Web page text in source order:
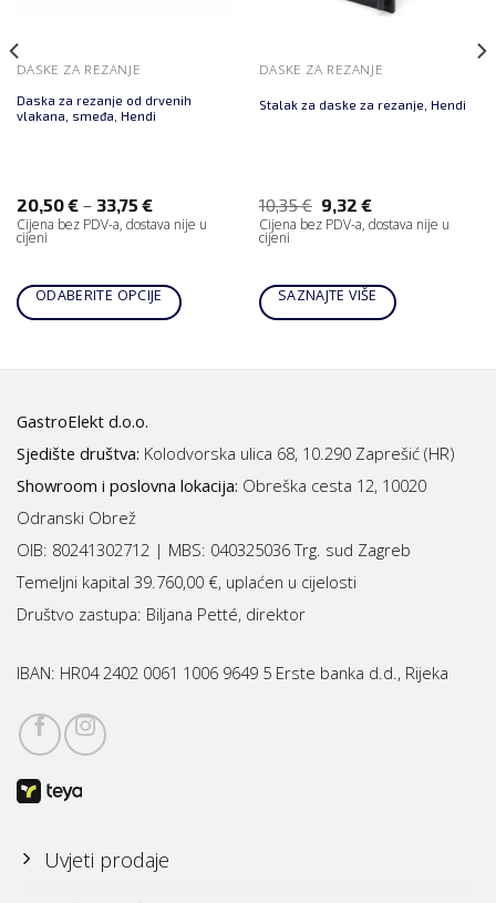
DASKE ZA REZANJE
Daska za rezanje od drvenih
vlakana, smeđa, Hendi
20,50€– 33,75 €
Cijena bez PDV-a, dostava nije u
cijeni
ODABERITE OPCIJE
DASKE ZA REZANJE
Stalak za daske za rezanje, Hendi
10,35€ 9,32€
Cijena bez PDV-a, dostava nije u
cijeni
SAZNAJTE VIŠE
GastroElekt d.o.o.
Sjedište društva: Kolodvorska ulica 68, 10.290 Zaprešić (HR)
Showroom i poslovna lokacija: Obreška cesta 12, 10020
Odranski Obrež
OIB: 80241302712 | MBS: 040325036 Trg. sud Zagreb
Temeljni kapital 39.760,00 €, uplaćen u cijelosti
Društvo zastupa: Biljana Petté, direktor
IBAN: HR04 2402 0061 1006 9649 5 Erste banka d.d., Rijeka
Uvjeti prodaje